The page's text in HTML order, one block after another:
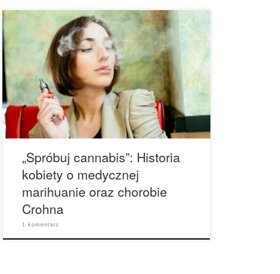
Mary Younga: Było lato 2011, kiedy zalogowałam
się do internetu. Dopiero przestałam zażywać
leki farmaceutyczne na moją chorobę, byłam
zdeterminowana znalezieniem rozwiązania
mojego problemu, ale bez strasznych skutków
ubocznych. Próbowałam prawie każdego leku, a
kiedy opisałam przypadek mojej choroby oraz
rozpaczy związanej ze środkami
farmaceutycznymi na blogu, ktoś napisał
komentarz […]
„Spróbuj cannabis”: Historia
kobiety o medycznej
marihuanie oraz chorobie
Crohna
1 komentarz